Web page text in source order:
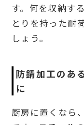
す。何を収納す
とりを持った耐
しょう。
防錆加工のあ
に
厨房に置くなら